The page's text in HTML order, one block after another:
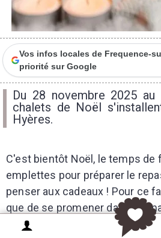
Vos infos locales de Frequence-
priorité sur Google
Du 28 novembre 2025
chalets de Noël
Hyères.
C'est bientôt Noël, le temps de
emplettes pour préparer le
penser aux cadeaux ! Pour ce
que de se promener dans un
Odeurs de cannelle et de vin